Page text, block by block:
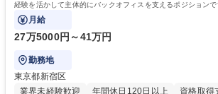
経験を活かして主体的にバックオフィスを支えるポジションで
月給
27万5000円～41万円
勤務地
東京都新宿区
業界未経験歓迎
年間休日120日以上 資格取得